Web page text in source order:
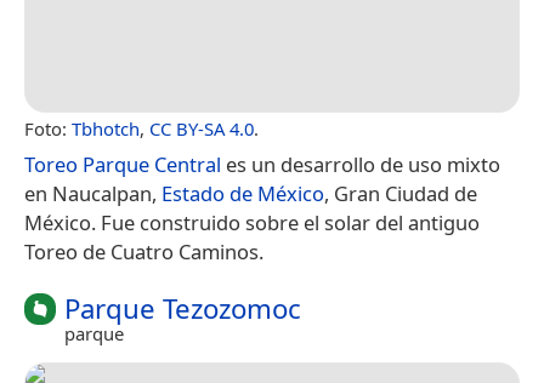
Foto: Tbhotch, CC BY-SA 4.0.
Toreo Parque Central es un desarrollo de uso mixto
en Naucalpan, Estado de México, Gran Ciudad de
México. Fue construido sobre el solar del antiguo
Toreo de Cuatro Caminos.
Parque Tezozomoc
parque